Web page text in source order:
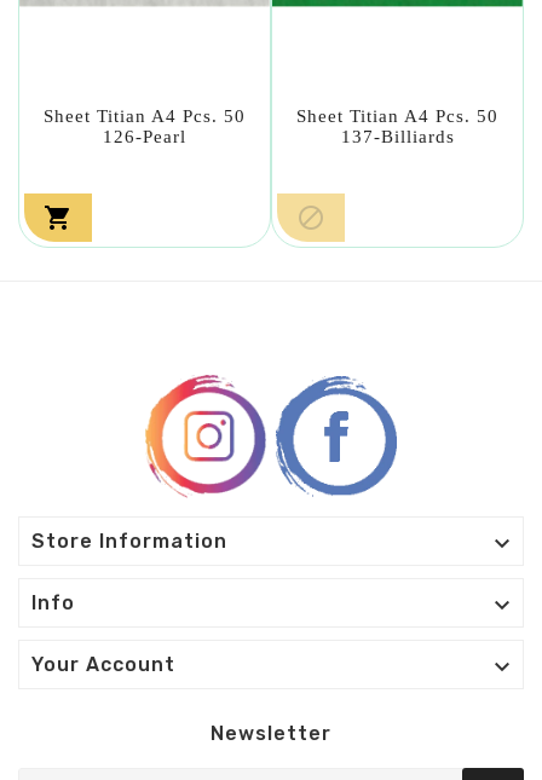
Sheet Titian A4 Pcs. 50
126-Pearl

Sheet Titian A4 Pcs. 50
137-Billiards

Store Information 
Info 
Your Account 
Newsletter